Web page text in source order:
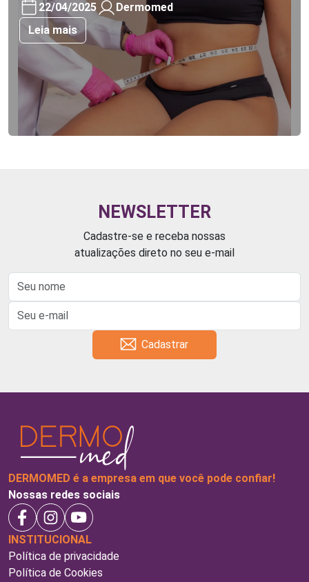
22/04/2025
Dermomed
Leia mais
NEWSLETTER
Cadastre-se e receba nossas
atualizações direto no seu e-mail
Cadastrar
DERMOMED é a empresa em que você pode confiar!
Nossas redes sociais
INSTITUCIONAL
Política de privacidade
Política de Cookies